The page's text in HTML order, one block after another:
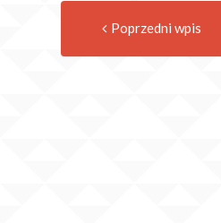
navigation
Poprzedni wpis